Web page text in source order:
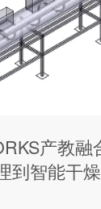
产教
到智能干